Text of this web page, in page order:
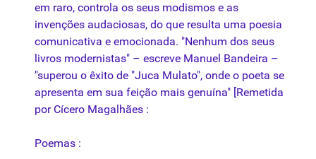
em raro, controla os seus modismos e as
invenções audaciosas, do que resulta uma poesia
comunicativa e emocionada. "Nenhum dos seus
livros modernistas" – escreve Manuel Bandeira –
"superou o êxito de "Juca Mulato", onde o poeta se
apresenta em sua feição mais genuína" [Remetida
por Cícero Magalhães :
Poemas :